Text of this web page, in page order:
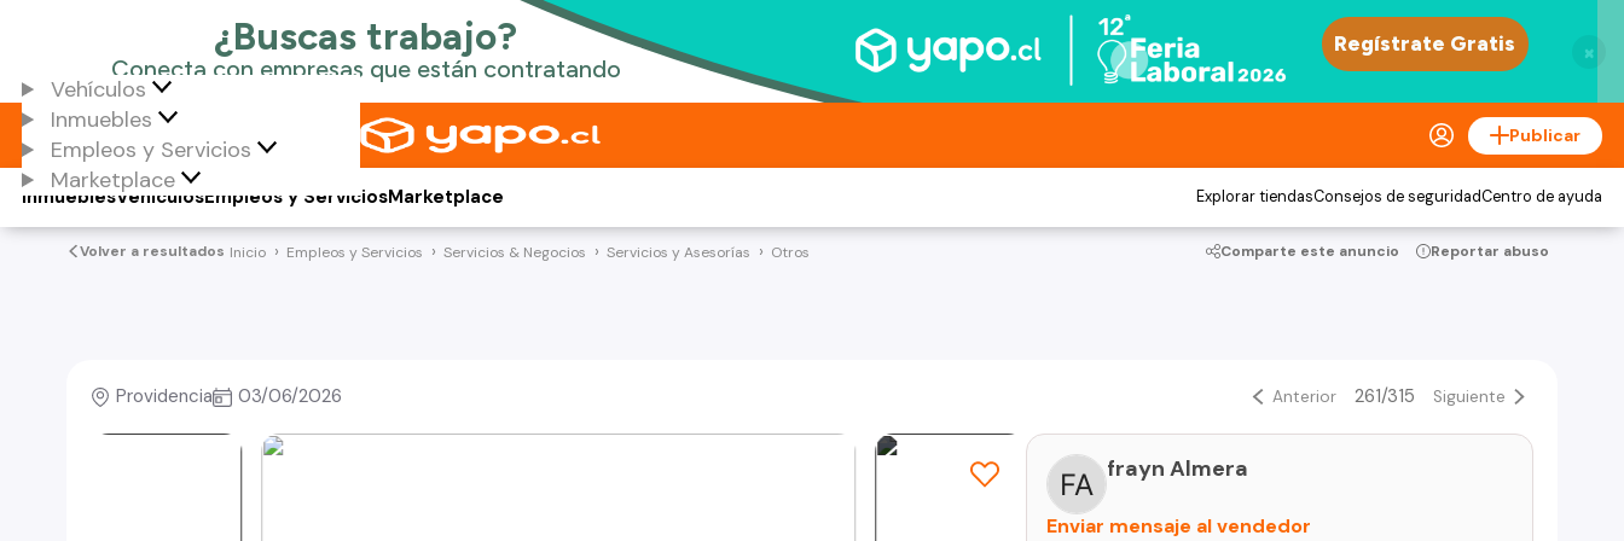
×
Vehículos
Inmuebles
Empleos y Servicios
Marketplace
Publicar
Vehículos
Inmuebles Empleos y ServiciosMarketplace Explorar tiendasConsejos de seguridadCentro de ayuda
Volver a resultados Inicio Empleos y Servicios Servicios & Negocios Servicios y Asesorías Otros Comparte este anuncio Reportar abuso
Providencia 03/06/2026 Anterior 261/315 Siguiente
frayn Almera
Enviar mensaje al vendedor